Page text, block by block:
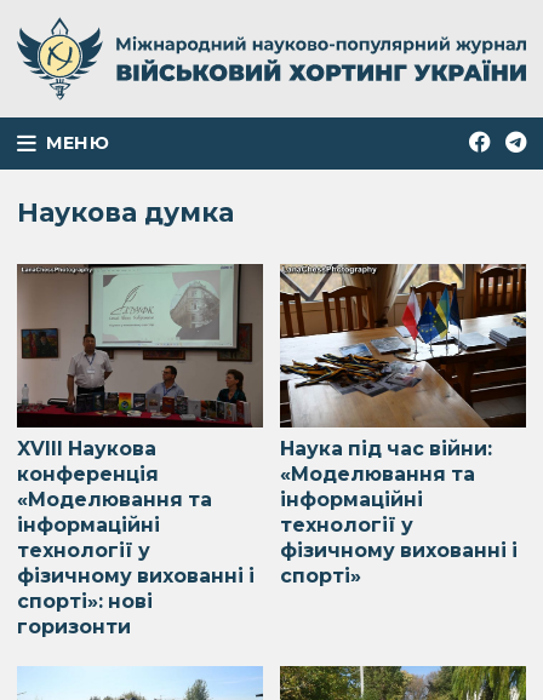
МЕНЮ
Наукова думка
XVIII Наукова
конференція
«Моделювання та
інформаційні
технології у
фізичному вихованні і
спорті»: нові
горизонти
Наука під час війни:
«Моделювання та
інформаційні
технології у
фізичному вихованні і
спорті»